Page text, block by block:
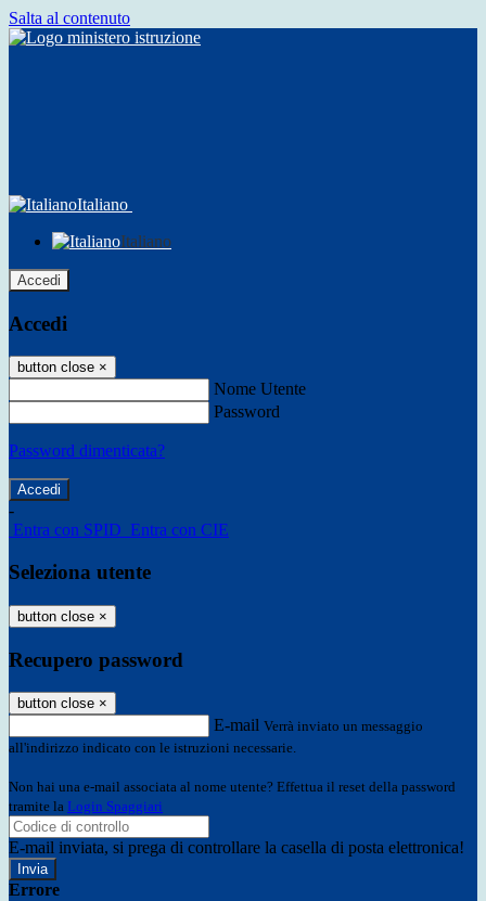
Salta al contenuto
Italiano
Italiano
Accedi
Accedi
button close ×
Nome Utente
Password
Password dimenticata?
-
Entra con SPID Entra con CIE
Seleziona utente
button close ×
Recupero password
button close ×
E-mail Verrà inviato un messaggio
all'indirizzo indicato con le istruzioni necessarie.
Non hai una e-mail associata al nome utente? Effettua il reset della password
tramite la Login Spaggiari
E-mail inviata, si prega di controllare la casella di posta elettronica!
Errore